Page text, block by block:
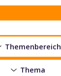
Themenbereich
Thema